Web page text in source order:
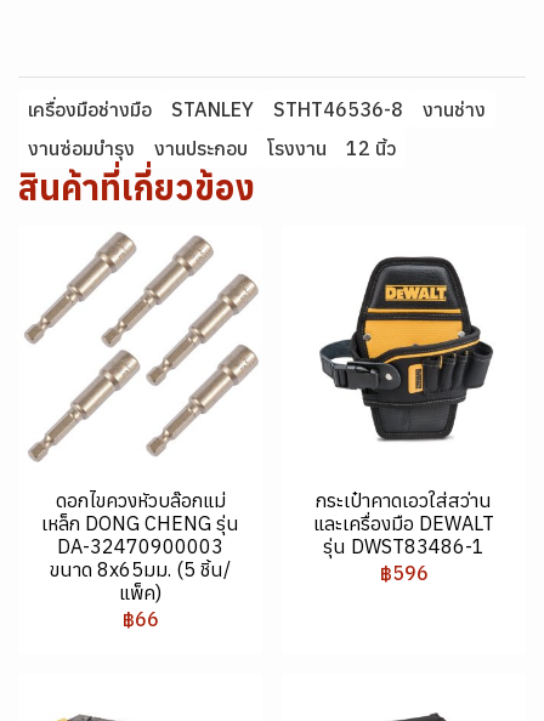
เครื่องมือช่างมือ STANLEY STHT46536-8
งานช่าง
งานซ่อมบำรุง
งานประกอบ โรงงาน 12 นิ้ว
สินค้าที่เกี่ยวข้อง
ดอกไขควงหัวบล๊อกแม่
เหล็ก DONG CHENG รุ่น
DA-32470900003
ขนาด 8x65มม. (5 ชิ้น/
แพ็ค)
฿66
กระเป๋าคาดเอวใส่สว่าน
และเครื่องมือ DEWALT
รุ่น DWST83486-1
฿596